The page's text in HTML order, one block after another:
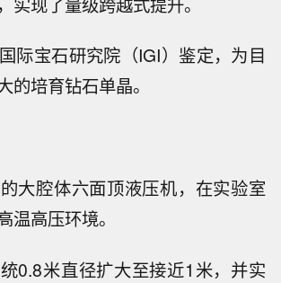
际宝石研究院（IGI）鉴定，为目
的培育钻石单晶。
大腔体六面顶液压机，在实验室
温高压环境。
0.8米直径扩大至接近1米，并实